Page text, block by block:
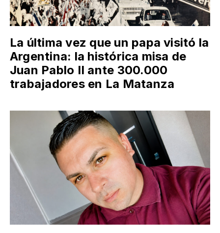
La última vez que un papa visitó la
Argentina: la histórica misa de
Juan Pablo II ante 300.000
trabajadores en La Matanza